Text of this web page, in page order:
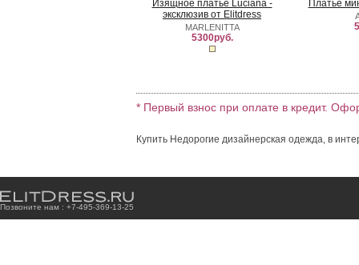
Изящное платье Luciana -
эксклюзив от Elitdress
MARLENITTA
5300руб.
Платье
* Первый взнос при оплате в кредит.
Купить Недорогие дизайнерская одежда, в
Позвоните нам : +7-495-369-13-25